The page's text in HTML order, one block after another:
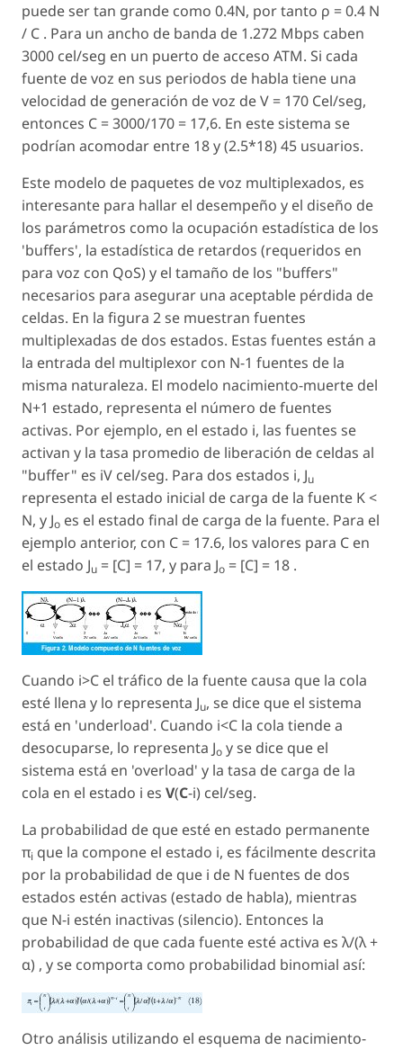
puede ser tan grande como 0.4N, por tanto ρ = 0.4 N
/ C . Para un ancho de banda de 1.272 Mbps caben
3000 cel/seg en un puerto de acceso ATM. Si cada
fuente de voz en sus periodos de habla tiene una
velocidad de generación de voz de V = 170 Cel/seg,
entonces C = 3000/170 = 17,6. En este sistema se
podrían acomodar entre 18 y (2.5*18) 45 usuarios.
Este modelo de paquetes de voz multiplexados, es
interesante para hallar el desempeño y el diseño de
los parámetros como la ocupación estadística de los
'buffers', la estadística de retardos (requeridos en
para voz con QoS) y el tamaño de los "buffers"
necesarios para asegurar una aceptable pérdida de
celdas. En la figura 2 se muestran fuentes
multiplexadas de dos estados. Estas fuentes están a
la entrada del multiplexor con N-1 fuentes de la
misma naturaleza. El modelo nacimiento-muerte del
N+1 estado, representa el número de fuentes
activas. Por ejemplo, en el estado i, las fuentes se
activan y la tasa promedio de liberación de celdas al
"buffer" es iV cel/seg. Para dos estados i, Ju
representa el estado inicial de carga de la fuente K <
N, y Jo es el estado final de carga de la fuente. Para el
ejemplo anterior, con C = 17.6, los valores para C en
el estado Ju = [C] = 17, y para Jo = [C] = 18 .
Cuando i>C el tráfico de la fuente causa que la cola
esté llena y lo representa Ju, se dice que el sistema
está en 'underload'. Cuando i<C la cola tiende a
desocuparse, lo representa Jo y se dice que el
sistema está en 'overload' y la tasa de carga de la
cola en el estado i es V(C-i) cel/seg.
La probabilidad de que esté en estado permanente
πi que la compone el estado i, es fácilmente descrita
por la probabilidad de que i de N fuentes de dos
estados estén activas (estado de habla), mientras
que N-i estén inactivas (silencio). Entonces la
probabilidad de que cada fuente esté activa es λ/(λ +
α) , y se comporta como probabilidad binomial así:
Otro análisis utilizando el esquema de nacimiento-